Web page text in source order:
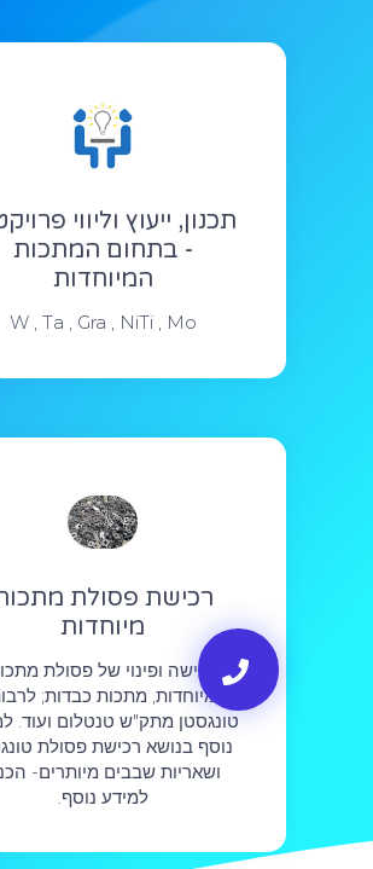
תכנון, ייעוץ וליווי
- בתחום המתכות
המיוחדות
W , Ta , Gra , NiTi , Mo
רכישת פסולת
מיוחדות
רכישה ופינוי של פסולת
מיוחדות, מתכות כבדות;
טונגסטן מתק"ש טנטלום ועוד.
נוסף בנושא רכישת פסולת
ושאריות שבבים מיותרים-
למידע נוסף.